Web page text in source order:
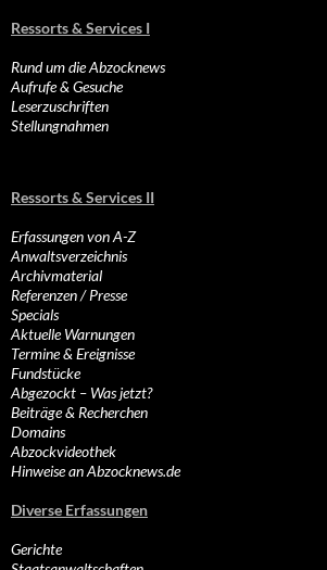
Ressorts & Services I
Rund um die Abzocknews
Aufrufe & Gesuche
Leserzuschriften
Stellungnahmen
Ressorts & Services II
Erfassungen von A-Z
Anwaltsverzeichnis
Archivmaterial
Referenzen / Presse
Specials
Aktuelle Warnungen
Termine & Ereignisse
Fundstücke
Abgezockt – Was jetzt?
Beiträge & Recherchen
Domains
Abzockvideothek
Hinweise an Abzocknews.de
Diverse Erfassungen
Gerichte